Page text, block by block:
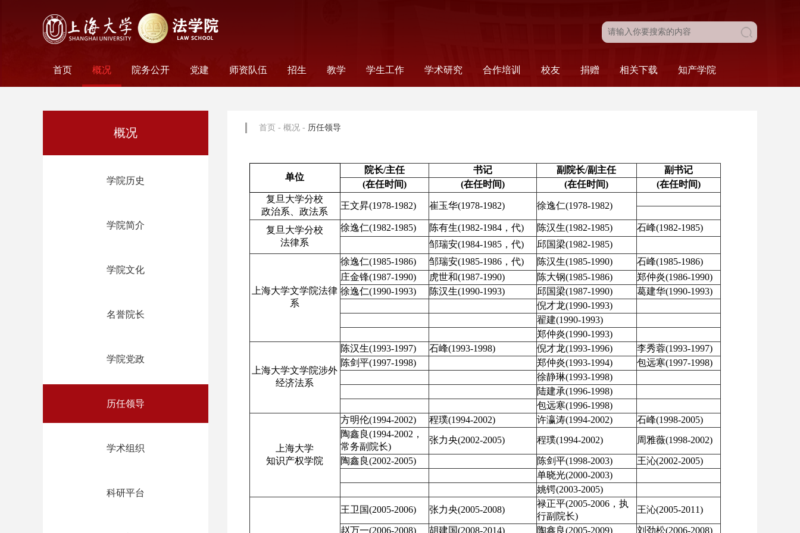
首页 概况 院务公开 党建 师资队伍 招生 教学 学生工作 学术研究 合作培训 校友 捐赠 相关下载 知产学院
概况
学院历史
学院简介
学院文化
名誉院长
学院党政
历任领导
学术组织
科研平台
首页 - 概况 - 历任领导
单位
院长/主任 书记 副院长/副主任
副书记
(在任时间)
(在任时间) (在任时间)
(在任时间)
复旦大学分校
政治系、政法系
王文昇(1978-1982) 崔玉华(1978-1982) 徐逸仁(1978-1982)
复旦大学分校
法律系
徐逸仁(1982-1985) 陈有生(1982-1984，代) 陈汉生(1982-1985) 石峰(1982-1985)
邹瑞安(1984-1985，代) 邱国梁(1982-1985)
上海大学文学院法律
系
徐逸仁(1985-1986) 邹瑞安(1985-1986，代) 陈汉生(1985-1990) 石峰(1985-1986)
庄金锋(1987-1990) 虎世和(1987-1990) 陈大钢(1985-1986) 郑仲炎(1986-1990)
徐逸仁(1990-1993) 陈汉生(1990-1993) 邱国梁(1987-1990) 葛建华(1990-1993)
倪才龙(1990-1993)
翟建(1990-1993)
郑仲炎(1990-1993)
上海大学文学院涉外
经济法系
陈汉生(1993-1997) 石峰(1993-1998) 倪才龙(1993-1996) 李秀蓉(1993-1997)
陈剑平(1997-1998) 郑仲炎(1993-1994) 包远寒(1997-1998)
徐静琳(1993-1998)
陆建承(1996-1998)
包远寒(1996-1998)
上海大学
知识产权学院
方明伦(1994-2002) 程璞(1994-2002) 许瀛涛(1994-2002) 石峰(1998-2005)
陶鑫良(1994-2002，
常务副院长)
张力央(2002-2005) 程璞(1994-2002) 周雅薇(1998-2002)
陶鑫良(2002-2005) 陈剑平(1998-2003) 王沁(2002-2005)
单晓光(2000-2003)
姚锷(2003-2005)
王卫国(2005-2006) 张力央(2005-2008)
禄正平(2005-2006，执
行副院长)
王沁(2005-2011)
赵万一(2006-2008) 胡建国(2008-2014) 陶鑫良(2005-2009) 刘劲松(2006-2008)